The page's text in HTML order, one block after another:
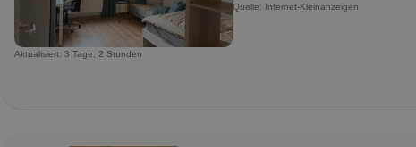
Quelle: Internet-Kleinanzeigen
Aktualisiert: 3 Tage, 2 Stunden